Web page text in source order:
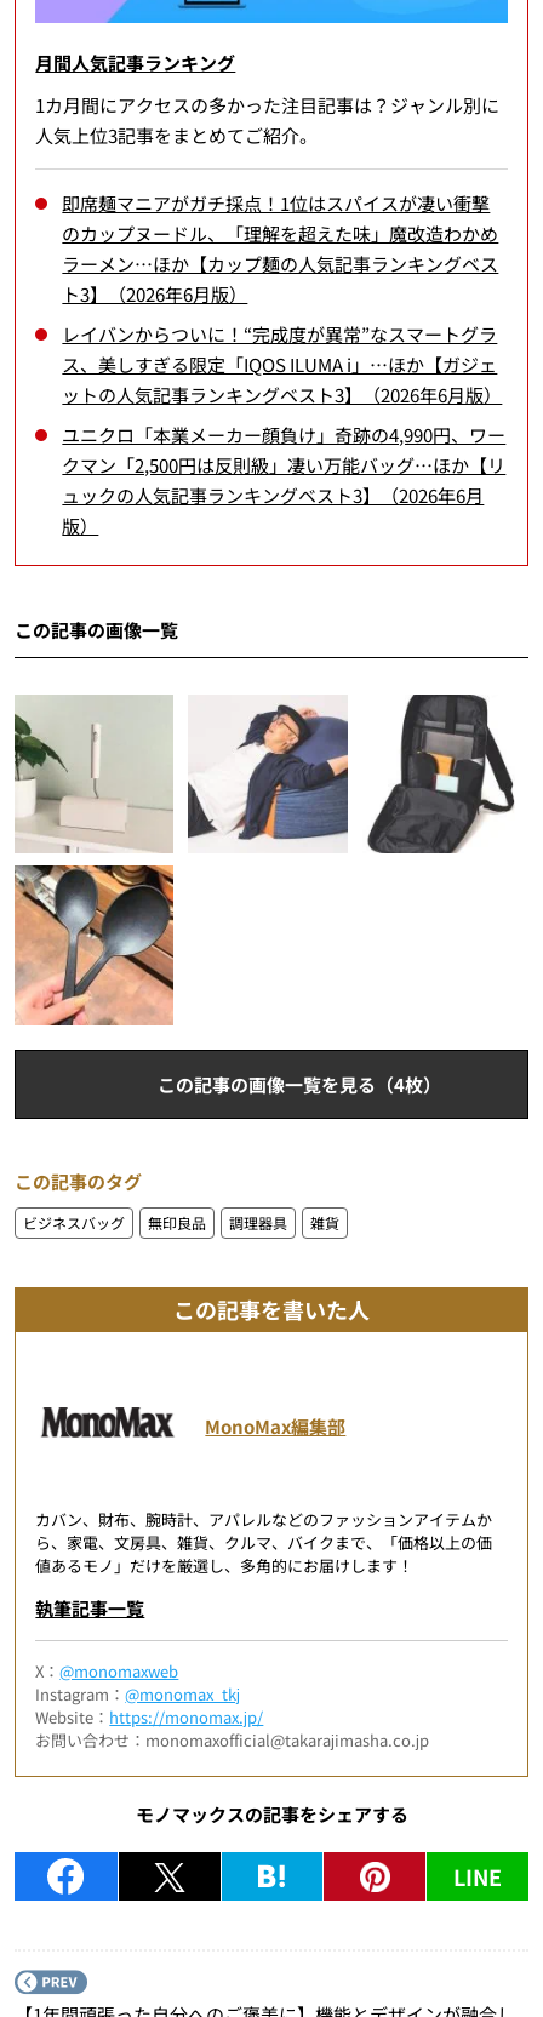
月間人気記事ランキング
1カ月間にアクセスの多かった注目記事は？ジャンル別に
人気上位3記事をまとめてご紹介。
即席麺マニアがガチ採点！1位はスパイスが凄い衝撃
のカップヌードル、「理解を超えた味」魔改造わかめ
ラーメン…ほか【カップ麺の人気記事ランキングベス
ト3】（2026年6月版）
レイバンからついに！“完成度が異常”なスマートグラ
ス、美しすぎる限定「IQOS ILUMA i」…ほか【ガジェ
ットの人気記事ランキングベスト3】（2026年6月版）
ユニクロ「本業メーカー顔負け」奇跡の4,990円、ワー
クマン「2,500円は反則級」凄い万能バッグ…ほか【リ
ュックの人気記事ランキングベスト3】（2026年6月
版）
この記事の画像一覧
この記事の画像一覧を見る（4枚）
この記事のタグ
ビジネスバッグ 無印良品 調理器具 雑貨
この記事を書いた人
MonoMax編集部
カバン、財布、腕時計、アパレルなどのファッションアイテムか
ら、家電、文房具、雑貨、クルマ、バイクまで、「価格以上の価
値あるモノ」だけを厳選し、多角的にお届けします！
執筆記事一覧
X：@monomaxweb
Instagram：@monomax_tkj
Website： https://monomax.jp/
お問い合わせ：monomaxofficial@takarajimasha.co.jp
モノマックスの記事をシェアする
LINE